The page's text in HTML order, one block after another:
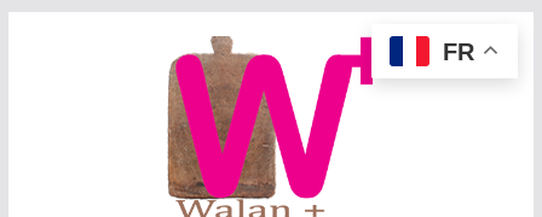
FR